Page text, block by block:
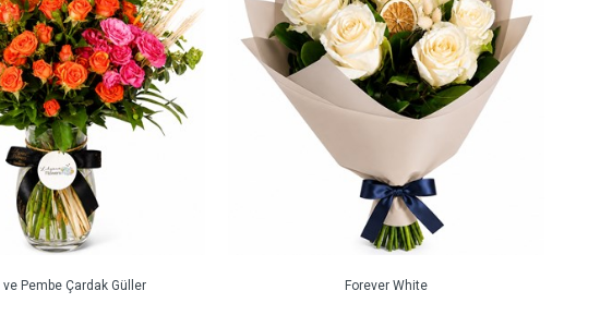
Pembe Çardak Güller Forever White